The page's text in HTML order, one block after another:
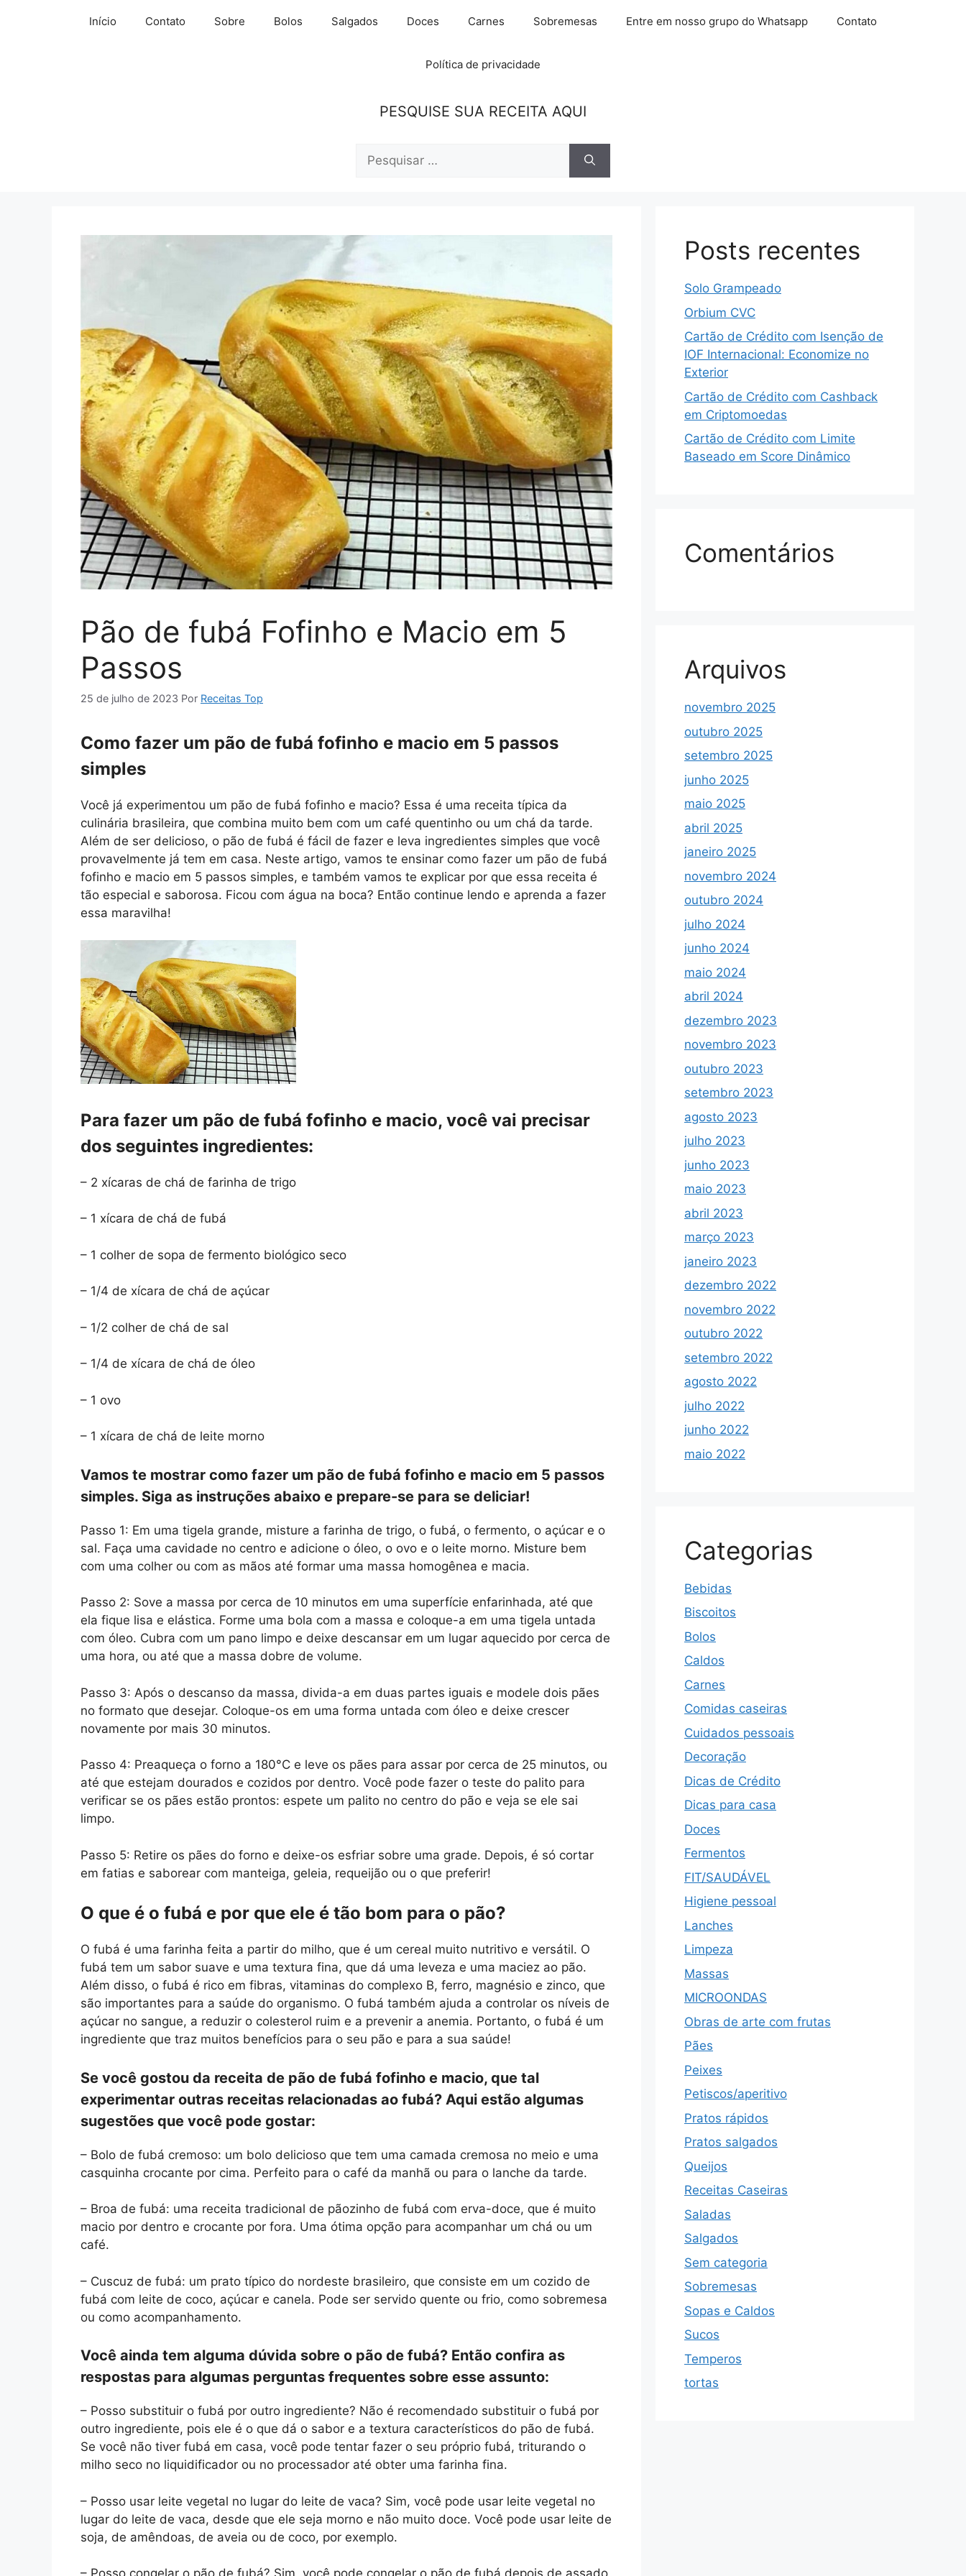
Início Contato Sobre Bolos Salgados Doces Carnes Sobremesas Entre em nosso grupo do Whatsapp Contato
Política de privacidade
PESQUISE SUA RECEITA AQUI
Pesquisar
Pão de fubá Fofinho e Macio em 5
Passos
25 de julho de 2023 Por Receitas Top
Como fazer um pão de fubá fofinho e macio em 5 passos
simples
Você já experimentou um pão de fubá fofinho e macio? Essa é uma receita típica da
culinária brasileira, que combina muito bem com um café quentinho ou um chá da tarde.
Além de ser delicioso, o pão de fubá é fácil de fazer e leva ingredientes simples que você
provavelmente já tem em casa. Neste artigo, vamos te ensinar como fazer um pão de fubá
fofinho e macio em 5 passos simples, e também vamos te explicar por que essa receita é
tão especial e saborosa. Ficou com água na boca? Então continue lendo e aprenda a fazer
essa maravilha!
Para fazer um pão de fubá fofinho e macio, você vai precisar
dos seguintes ingredientes:
– 2 xícaras de chá de farinha de trigo
– 1 xícara de chá de fubá
– 1 colher de sopa de fermento biológico seco
– 1/4 de xícara de chá de açúcar
– 1/2 colher de chá de sal
– 1/4 de xícara de chá de óleo
– 1 ovo
– 1 xícara de chá de leite morno
Vamos te mostrar como fazer um pão de fubá fofinho e macio em 5 passos
simples. Siga as instruções abaixo e prepare-se para se deliciar!
Passo 1: Em uma tigela grande, misture a farinha de trigo, o fubá, o fermento, o açúcar e o
sal. Faça uma cavidade no centro e adicione o óleo, o ovo e o leite morno. Misture bem
com uma colher ou com as mãos até formar uma massa homogênea e macia.
Passo 2: Sove a massa por cerca de 10 minutos em uma superfície enfarinhada, até que
ela fique lisa e elástica. Forme uma bola com a massa e coloque-a em uma tigela untada
com óleo. Cubra com um pano limpo e deixe descansar em um lugar aquecido por cerca de
uma hora, ou até que a massa dobre de volume.
Passo 3: Após o descanso da massa, divida-a em duas partes iguais e modele dois pães
no formato que desejar. Coloque-os em uma forma untada com óleo e deixe crescer
novamente por mais 30 minutos.
Passo 4: Preaqueça o forno a 180°C e leve os pães para assar por cerca de 25 minutos, ou
até que estejam dourados e cozidos por dentro. Você pode fazer o teste do palito para
verificar se os pães estão prontos: espete um palito no centro do pão e veja se ele sai
limpo.
Passo 5: Retire os pães do forno e deixe-os esfriar sobre uma grade. Depois, é só cortar
em fatias e saborear com manteiga, geleia, requeijão ou o que preferir!
O que é o fubá e por que ele é tão bom para o pão?
O fubá é uma farinha feita a partir do milho, que é um cereal muito nutritivo e versátil. O
fubá tem um sabor suave e uma textura fina, que dá uma leveza e uma maciez ao pão.
Além disso, o fubá é rico em fibras, vitaminas do complexo B, ferro, magnésio e zinco, que
são importantes para a saúde do organismo. O fubá também ajuda a controlar os níveis de
açúcar no sangue, a reduzir o colesterol ruim e a prevenir a anemia. Portanto, o fubá é um
ingrediente que traz muitos benefícios para o seu pão e para a sua saúde!
Se você gostou da receita de pão de fubá fofinho e macio, que tal
experimentar outras receitas relacionadas ao fubá? Aqui estão algumas
sugestões que você pode gostar:
– Bolo de fubá cremoso: um bolo delicioso que tem uma camada cremosa no meio e uma
casquinha crocante por cima. Perfeito para o café da manhã ou para o lanche da tarde.
– Broa de fubá: uma receita tradicional de pãozinho de fubá com erva-doce, que é muito
macio por dentro e crocante por fora. Uma ótima opção para acompanhar um chá ou um
café.
– Cuscuz de fubá: um prato típico do nordeste brasileiro, que consiste em um cozido de
fubá com leite de coco, açúcar e canela. Pode ser servido quente ou frio, como sobremesa
ou como acompanhamento.
Você ainda tem alguma dúvida sobre o pão de fubá? Então confira as
respostas para algumas perguntas frequentes sobre esse assunto:
– Posso substituir o fubá por outro ingrediente? Não é recomendado substituir o fubá por
outro ingrediente, pois ele é o que dá o sabor e a textura característicos do pão de fubá.
Se você não tiver fubá em casa, você pode tentar fazer o seu próprio fubá, triturando o
milho seco no liquidificador ou no processador até obter uma farinha fina.
– Posso usar leite vegetal no lugar do leite de vaca? Sim, você pode usar leite vegetal no
lugar do leite de vaca, desde que ele seja morno e não muito doce. Você pode usar leite de
soja, de amêndoas, de aveia ou de coco, por exemplo.
Posts recentes
Solo Grampeado
Orbium CVC
Cartão de Crédito com Isenção de
IOF Internacional: Economize no
Exterior
Cartão de Crédito com Cashback
em Criptomoedas
Cartão de Crédito com Limite
Baseado em Score Dinâmico
Comentários
Arquivos
novembro 2025
outubro 2025
setembro 2025
junho 2025
maio 2025
abril 2025
janeiro 2025
novembro 2024
outubro 2024
julho 2024
junho 2024
maio 2024
abril 2024
dezembro 2023
novembro 2023
outubro 2023
setembro 2023
agosto 2023
julho 2023
junho 2023
maio 2023
abril 2023
março 2023
janeiro 2023
dezembro 2022
novembro 2022
outubro 2022
setembro 2022
agosto 2022
julho 2022
junho 2022
maio 2022
Categorias
Bebidas
Biscoitos
Bolos
Caldos
Carnes
Comidas caseiras
Cuidados pessoais
Decoração
Dicas de Crédito
Dicas para casa
Doces
Fermentos
FIT/SAUDÁVEL
Higiene pessoal
Lanches
Limpeza
Massas
MICROONDAS
Obras de arte com frutas
Pães
Peixes
Petiscos/aperitivo
Pratos rápidos
Pratos salgados
Queijos
Receitas Caseiras
Saladas
Salgados
Sem categoria
Sobremesas
Sopas e Caldos
Sucos
Temperos
tortas